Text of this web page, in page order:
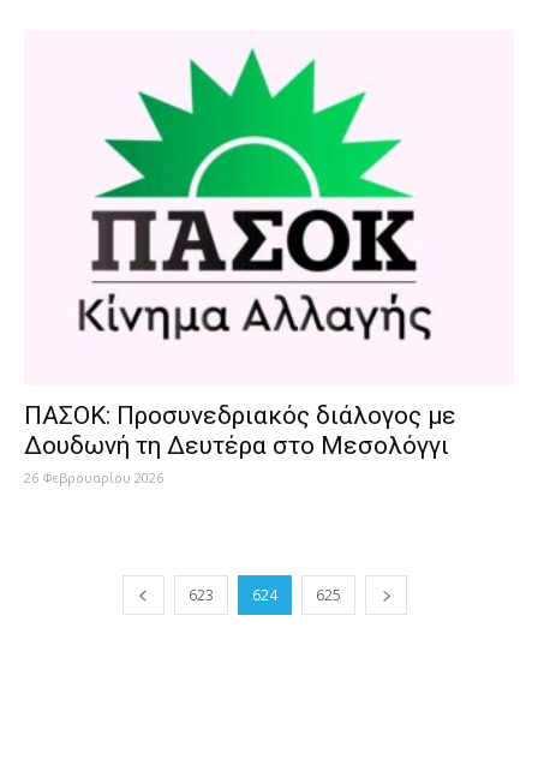
ΠΑΣΟΚ: Προσυνεδριακός διάλογος με
Δουδωνή τη Δευτέρα στο Μεσολόγγι
26 Φεβρουαρίου 2026
623 624 625